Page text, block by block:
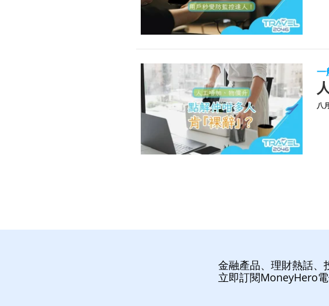
一
八
金融產品、理財熱話、
立即訂閱MoneyHero